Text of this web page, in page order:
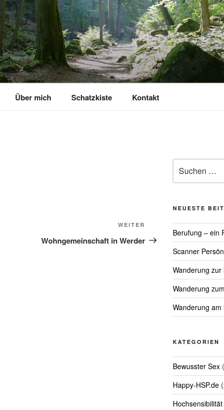
Über mich Schatzkiste Kontakt
Nächster
Beitrag
WEITER
Wohngemeinschaft in Werder
nach:
NEUESTE
Berufung – ein
Scanner
Wanderung zur
Wanderung
Wanderung
KATEGORIEN
Bewusster Sex
Happy-HSP.de
Hochsensibilität